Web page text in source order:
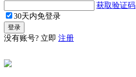
获取验证码
30天内免登录
没有账号? 立即 注册